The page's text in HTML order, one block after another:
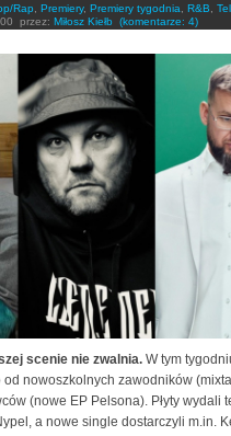
Rap, Premiery, Premiery tygodnia, R&B,
przez: Miłosz Kiełb (komentarze: 4)
scenie nie zwalnia. W tym
nowoszkolnych zawodników
(nowe EP Pelsona). Płyty wydali
a nowe single dostarczyli m.in.